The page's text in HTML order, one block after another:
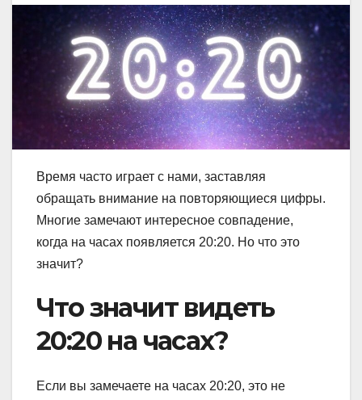
Время часто играет с нами, заставляя
обращать внимание на повторяющиеся цифры.
Многие замечают интересное совпадение,
когда на часах появляется 20:20. Но что это
значит?
Что значит видеть
20:20 на часах?
Если вы замечаете на часах 20:20, это не